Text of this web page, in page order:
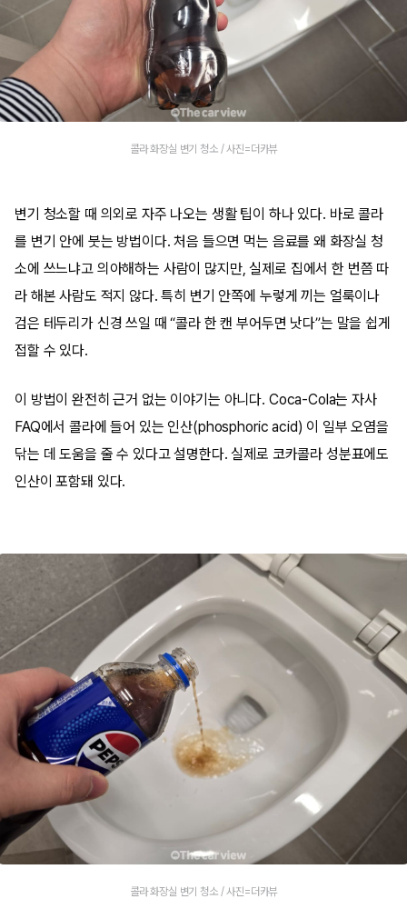
콜라 화장실 변기 청소 / 사진=더카뷰
변기 청소할 때 의외로 자주 나오는 생활 팁이 하나 있다. 바로 콜라
를 변기 안에 붓는 방법이다. 처음 들으면 먹는 음료를 왜 화장실 청
소에 쓰느냐고 의아해하는 사람이 많지만, 실제로 집에서 한 번쯤 따
라 해본 사람도 적지 않다. 특히 변기 안쪽에 누렇게 끼는 얼룩이나
검은 테두리가 신경 쓰일 때 “콜라 한 캔 부어두면 낫다”는 말을 쉽게
접할 수 있다.
이 방법이 완전히 근거 없는 이야기는 아니다. Coca-Cola는 자사
FAQ에서 콜라에 들어 있는 인산(phosphoric acid) 이 일부 오염을
닦는 데 도움을 줄 수 있다고 설명한다. 실제로 코카콜라 성분표에도
인산이 포함돼 있다.
콜라 화장실 변기 청소 / 사진=더카뷰